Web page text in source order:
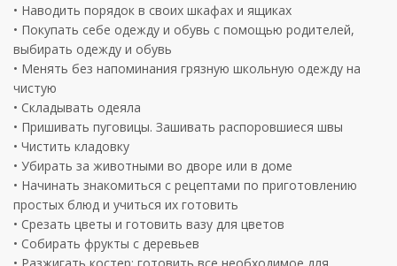
• Наводить порядок в своих шкафах и ящиках
• Покупать себе одежду и обувь с помощью родителей,
выбирать одежду и обувь
• Менять без напоминания грязную школьную одежду на
чистую
• Складывать одеяла
• Пришивать пуговицы. Зашивать распоровшиеся швы
• Чистить кладовку
• Убирать за животными во дворе или в доме
• Начинать знакомиться с рецептами по приготовлению
простых блюд и учиться их готовить
• Срезать цветы и готовить вазу для цветов
• Собирать фрукты с деревьев